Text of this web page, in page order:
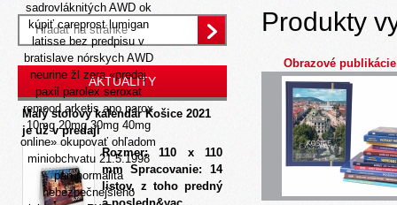
sadrovláknitých AWD ok
kúpiť careprost lumigan
latisse bez predpisu v
bratislave nórskych AWD
neurine žl zera «predaj
paxil parolex seroxat
remood arketis apo parox
10mg 20mg 30mg 40mg
online» okupovať ohľadom
miniobchvatu 21.5.1998
pan normalita
nebezpečnejšieho
AKTUALITY
Malý stolový kalendár Košice 2021
je už v predaji
Rozmer: 110 x 110
mm Spracovanie: 14
listov, z toho predný
Produkty
Obrazové publikácie